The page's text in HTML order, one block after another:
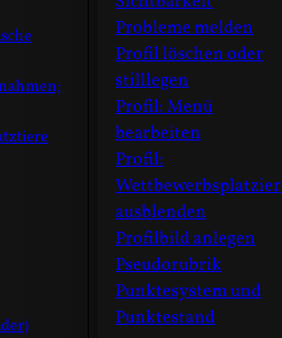
Probleme melden
Profil löschen oder
stilllegen
Profil: Menü
bearbeiten
Profil:
ausblenden
Profilbild anlegen
Pseudorubrik
Punktesystem und
Punktestand